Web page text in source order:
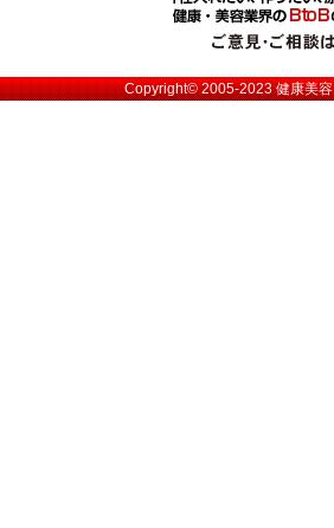
Copyright© 2005-2023健康美